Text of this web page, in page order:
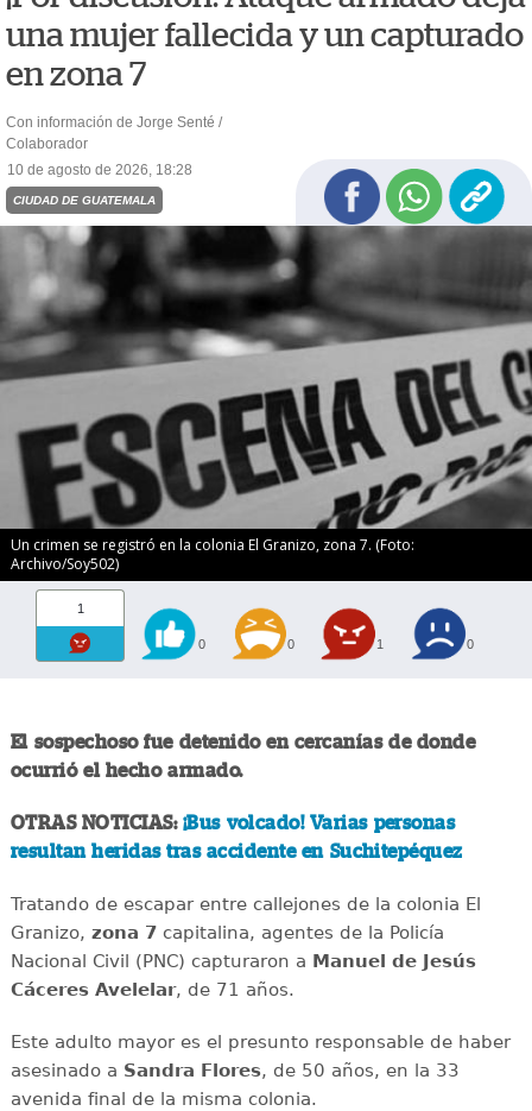
una mujer fallecida y un capturado
en zona 7
Con información de Jorge Senté /
Colaborador
10 de agosto de 2026, 18:28
CIUDAD DE GUATEMALA
Un crimen se registró en la colonia El Granizo, zona 7. (Foto:
Archivo/Soy502)
1
0 0 1 0
El sospechoso fue detenido en cercanías de donde
ocurrió el hecho armado.
OTRAS NOTICIAS: ¡Bus volcado! Varias personas
resultan heridas tras accidente en Suchitepéquez
Tratando de escapar entre callejones de la colonia El
Granizo, zona 7 capitalina, agentes de la Policía
Nacional Civil (PNC) capturaron a Manuel de Jesús
Cáceres Avelelar, de 71 años.
Este adulto mayor es el presunto responsable de haber
asesinado a Sandra Flores, de 50 años, en la 33
avenida final de la misma colonia.